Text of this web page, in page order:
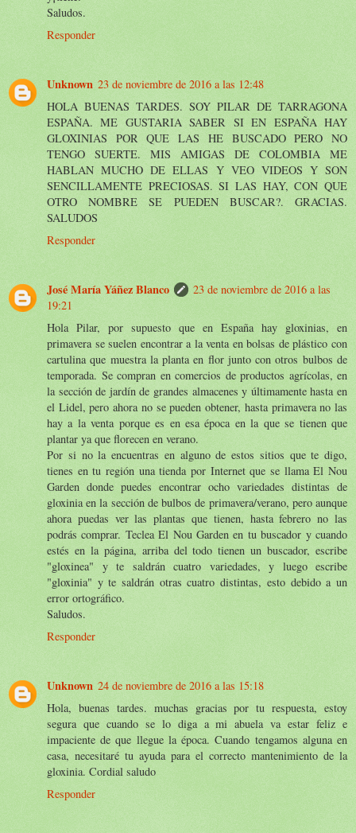
Saludos.
Responder
Unknown 23 de noviembre de 2016 a las 12:48
HOLA BUENAS TARDES. SOY PILAR DE TARRAGONA
ESPAÑA. ME GUSTARIA SABER SI EN ESPAÑA HAY
GLOXINIAS POR QUE LAS HE BUSCADO PERO NO
TENGO SUERTE. MIS AMIGAS DE COLOMBIA ME
HABLAN MUCHO DE ELLAS Y VEO VIDEOS Y SON
SENCILLAMENTE PRECIOSAS. SI LAS HAY, CON QUE
OTRO NOMBRE SE PUEDEN BUSCAR?. GRACIAS.
SALUDOS
Responder
José María Yáñez Blanco
23 de noviembre de 2016 a las
19:21
Hola Pilar, por supuesto que en España hay gloxinias, en
primavera se suelen encontrar a la venta en bolsas de plástico con
cartulina que muestra la planta en flor junto con otros bulbos de
temporada. Se compran en comercios de productos agrícolas, en
la sección de jardín de grandes almacenes y últimamente hasta en
el Lidel, pero ahora no se pueden obtener, hasta primavera no las
hay a la venta porque es en esa época en la que se tienen que
plantar ya que florecen en verano.
Por si no la encuentras en alguno de estos sitios que te digo,
tienes en tu región una tienda por Internet que se llama El Nou
Garden donde puedes encontrar ocho variedades distintas de
gloxinia en la sección de bulbos de primavera/verano, pero aunque
ahora puedas ver las plantas que tienen, hasta febrero no las
podrás comprar. Teclea El Nou Garden en tu buscador y cuando
estés en la página, arriba del todo tienen un buscador, escribe
"gloxinea" y te saldrán cuatro variedades, y luego escribe
"gloxinia" y te saldrán otras cuatro distintas, esto debido a un
error ortográfico.
Saludos.
Responder
Unknown 24 de noviembre de 2016 a las 15:18
Hola, buenas tardes. muchas gracias por tu respuesta, estoy
segura que cuando se lo diga a mi abuela va estar feliz e
impaciente de que llegue la época. Cuando tengamos alguna en
casa, necesitaré tu ayuda para el correcto mantenimiento de la
gloxinia. Cordial saludo
Responder